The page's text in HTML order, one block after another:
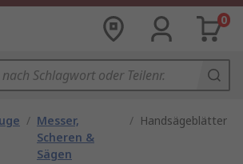
0
/ Messer,
Scheren &
Sägen
/ Handsägeblätter